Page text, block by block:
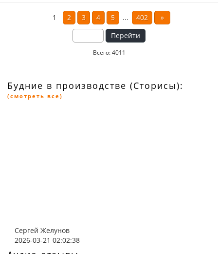
1 2 3 4 5 ... 402
»
Перейти
Всего: 4011
Будние в производстве (Сторисы):
(смотреть все)
Сергей Желунов
2026-03-21 02:02:38